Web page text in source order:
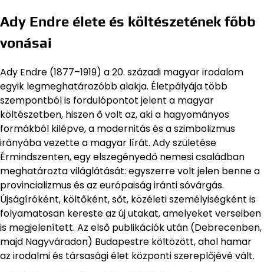
Ady Endre élete és költészetének főbb
vonásai
Ady Endre (1877–1919) a 20. századi magyar irodalom
egyik legmeghatározóbb alakja. Életpályája több
szempontból is fordulópontot jelent a magyar
költészetben, hiszen ő volt az, aki a hagyományos
formákból kilépve, a modernitás és a szimbolizmus
irányába vezette a magyar lírát. Ady születése
Érmindszenten, egy elszegényedő nemesi családban
meghatározta világlátását: egyszerre volt jelen benne a
provincializmus és az európaiság iránti sóvárgás.
Újságíróként, költőként, sőt, közéleti személyiségként is
folyamatosan kereste az új utakat, amelyeket verseiben
is megjelenített. Az első publikációk után (Debrecenben,
majd Nagyváradon) Budapestre költözött, ahol hamar
az irodalmi és társasági élet központi szereplőjévé vált.